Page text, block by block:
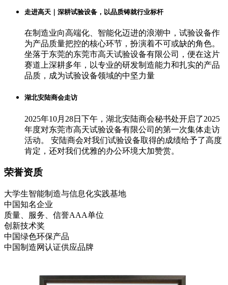
走进高天｜深耕试验设备，以品质铸就行业标杆
在制造业向高端化、智能化迈进的浪潮中，试验设备作
为产品质量把控的核心环节，扮演着不可或缺的角色。
坐落于东莞的东莞市高天试验设备有限公司，便在这片
赛道上深耕多年，以专业的研发制造能力和扎实的产品
品质，成为试验设备领域的中坚力量
湖北安陆商会走访
2025年10月28日下午，湖北安陆商会秘书处开启了2025
年度对东莞市高天试验设备有限公司的第一次集体走访
活动。 安陆商会对我们试验设备取得的成绩给予了高度
肯定，还对我们优雅的办公环境大加赞赏。
荣誉资质
大学生智能制造与信息化实践基地
中国知名企业
质量、服务、信誉AAA单位
创新技术奖
中国绿色环保产品
中国制造网认证供应品牌